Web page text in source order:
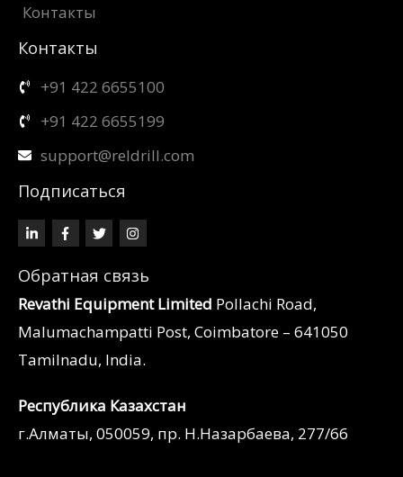
Контакты
Контакты
+91 422 6655100
+91 422 6655199
support@reldrill.com
Подписаться
Обратная связь
Revathi Equipment Limited Pollachi Road,
Malumachampatti Post, Coimbatore – 641050
Tamilnadu, India.
Республика Казахстан
г.Алматы, 050059, пр. Н.Назарбаева, 277/66